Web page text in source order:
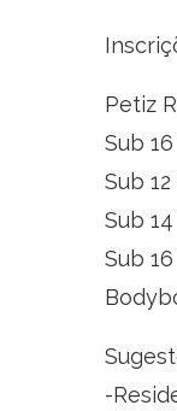
Petiz
Sub
Sub
Sub
Sub
-